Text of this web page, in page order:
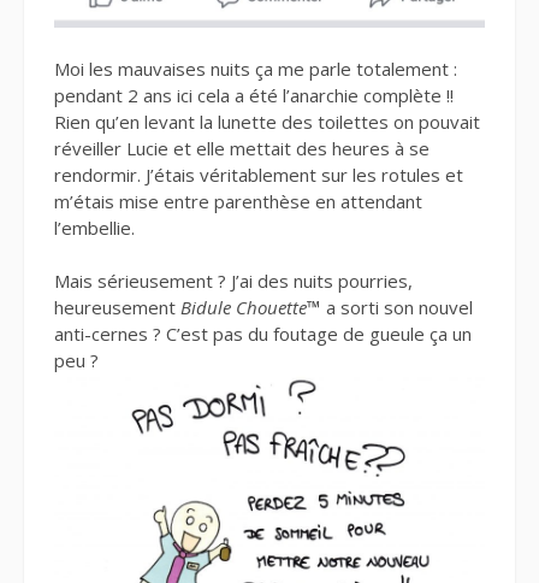
Moi les mauvaises nuits ça me parle totalement :
pendant 2 ans ici cela a été l’anarchie complète !!
Rien qu’en levant la lunette des toilettes on pouvait
réveiller Lucie et elle mettait des heures à se
rendormir. J’étais véritablement sur les rotules et
m’étais mise entre parenthèse en attendant
l’embellie.
Mais sérieusement ? J’ai des nuits pourries,
heureusement Bidule Chouette™ a sorti son nouvel
anti-cernes ? C’est pas du foutage de gueule ça un
peu ?